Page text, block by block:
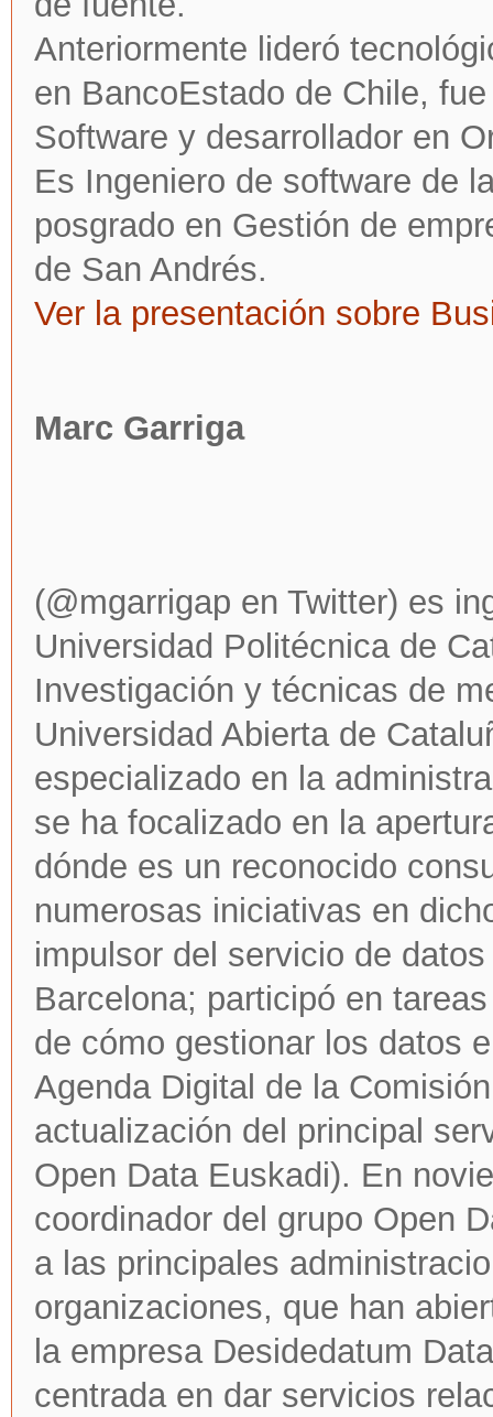
Anteriormente lideró
en BancoEstado de Chile,
Software y desarrollador en
Es Ingeniero de software de
posgrado en Gestión de
de San Andrés.
Ver la presentación sobre
Marc Garriga
(@mgarrigap en Twitter) es
Universidad Politécnica de
Investigación y técnicas de
Universidad Abierta de
especializado en la
se ha focalizado en la
dónde es un reconocido
numerosas iniciativas en
impulsor del servicio de
Barcelona; participó en
de cómo gestionar los datos
Agenda Digital de la
actualización del principal
Open Data Euskadi). En
coordinador del grupo Open
a las principales
organizaciones, que han
la empresa Desidedatum
centrada en dar servicios